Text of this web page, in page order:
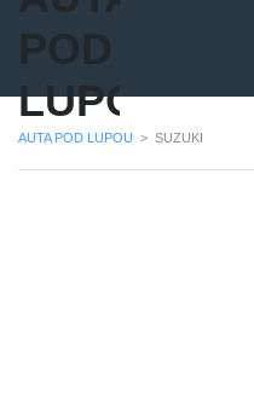
POD
LUPOU
AUTA POD LUPOU > SUZUKI